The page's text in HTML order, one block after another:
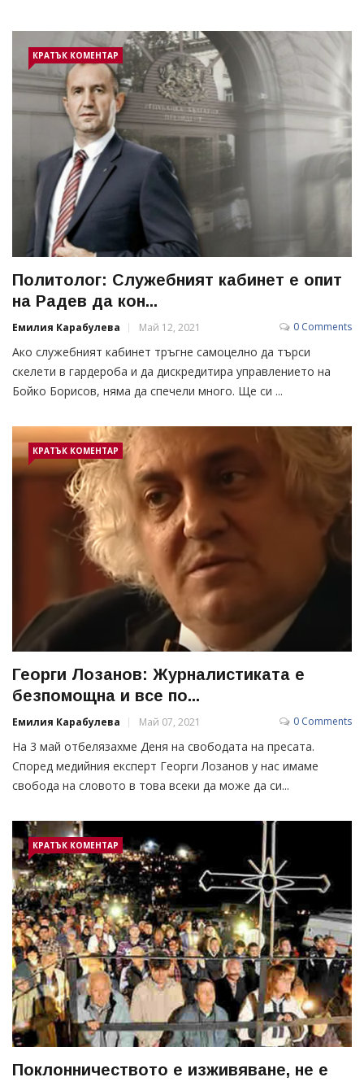
КРАТЪК КОМЕНТАР
Политолог: Служебният кабинет е опит
на Радев да кон...
Емилия Карабулева Май 12, 2021 0 Comments
Ако служебният кабинет тръгне самоцелно да търси
скелети в гардероба и да дискредитира управлението на
Бойко Борисов, няма да спечели много. Ще си ...
КРАТЪК КОМЕНТАР
Георги Лозанов: Журналистиката е
безпомощна и все по...
Емилия Карабулева Май 07, 2021 0 Comments
На 3 май отбелязахме Деня на свободата на пресата.
Според медийния експерт Георги Лозанов у нас имаме
свобода на словото в това всеки да може да си...
КРАТЪК КОМЕНТАР
Поклонничеството е изживяване, не е